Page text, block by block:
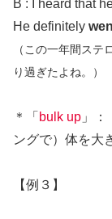
B : I heard that
He definitely
（この一年間ス
り過ぎたよね。）
＊「 bulk up 」
ングで）体を大
【例３】